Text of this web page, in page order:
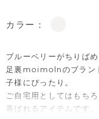
カラー：
ブルーベリーがちりば
足裏moimolnのブラン
子様にぴったり。
ご自宅用としてはもち
喜ばれるアイテムです。